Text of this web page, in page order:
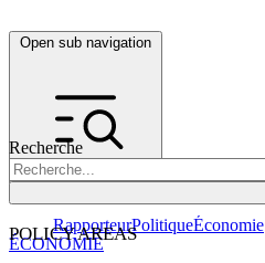
Open sub navigation
Recherche
POLICY AREAS
RapporteurPolitiqueÉconomie
ÉCONOMIE